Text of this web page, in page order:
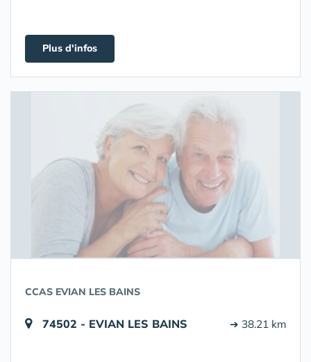
Plus d'infos
CCAS EVIAN LES BAINS
74502 - EVIAN LES BAINS ➔ 38.21 km